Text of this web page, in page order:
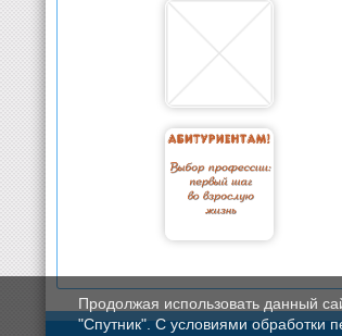
Продолжая использовать данный
"Спутник". С условиями обработки